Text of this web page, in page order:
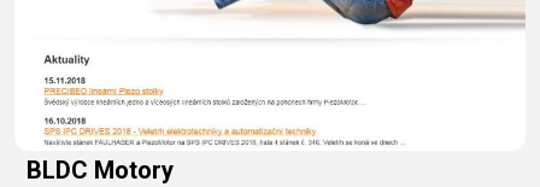
BLDC Motory